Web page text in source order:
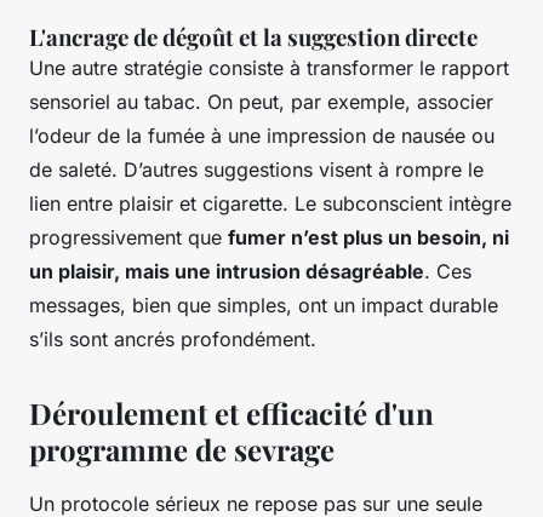
L'ancrage de dégoût et la suggestion directe
Une autre stratégie consiste à transformer le rapport
sensoriel au tabac. On peut, par exemple, associer
l’odeur de la fumée à une impression de nausée ou
de saleté. D’autres suggestions visent à rompre le
lien entre plaisir et cigarette. Le subconscient intègre
progressivement que fumer n’est plus un besoin, ni
un plaisir, mais une intrusion désagréable. Ces
messages, bien que simples, ont un impact durable
s’ils sont ancrés profondément.
Déroulement et efficacité d'un
programme de sevrage
Un protocole sérieux ne repose pas sur une seule